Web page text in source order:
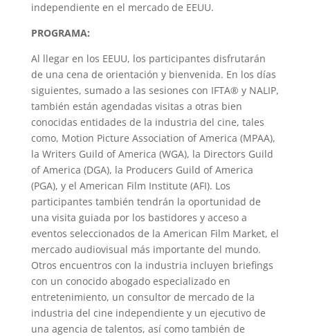
independiente en el mercado de EEUU.
PROGRAMA:
Al llegar en los EEUU, los participantes disfrutarán
de una cena de orientación y bienvenida. En los días
siguientes, sumado a las sesiones con IFTA® y NALIP,
también están agendadas visitas a otras bien
conocidas entidades de la industria del cine, tales
como, Motion Picture Association of America (MPAA),
la Writers Guild of America (WGA), la Directors Guild
of America (DGA), la Producers Guild of America
(PGA), y el American Film Institute (AFI). Los
participantes también tendrán la oportunidad de
una visita guiada por los bastidores y acceso a
eventos seleccionados de la American Film Market, el
mercado audiovisual más importante del mundo.
Otros encuentros con la industria incluyen briefings
con un conocido abogado especializado en
entretenimiento, un consultor de mercado de la
industria del cine independiente y un ejecutivo de
una agencia de talentos, así como también de